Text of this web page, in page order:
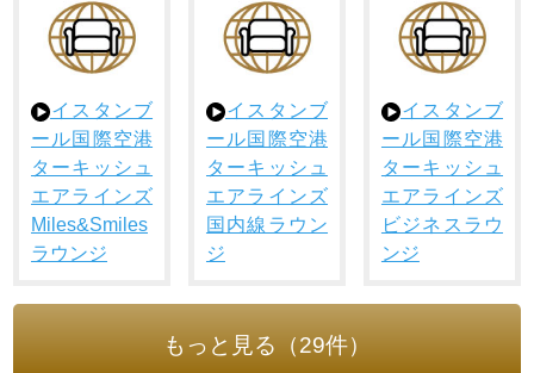
イスタンブ
ール国際空港
ターキッシュ
エアラインズ
Miles&Smiles
ラウンジ
イスタンブ
ール国際空港
ターキッシュ
エアラインズ
国内線ラウン
ジ
イスタンブ
ール国際空港
ターキッシュ
エアラインズ
ビジネスラウ
ンジ
もっと見る（29件）